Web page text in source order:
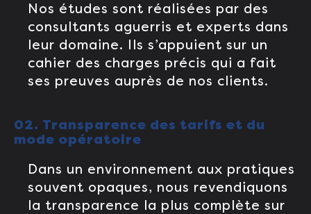
Nos études sont réalisées par des
consultants aguerris et experts dans
leur domaine. Ils s’appuient sur un
cahier des charges précis qui a fait
ses preuves auprès de nos clients.
02. Transparence des tarifs et du
mode opératoire
Dans un environnement aux pratiques
souvent opaques, nous revendiquons
la transparence la plus complète sur